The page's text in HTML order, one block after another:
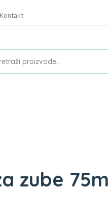
Kontakt
zube